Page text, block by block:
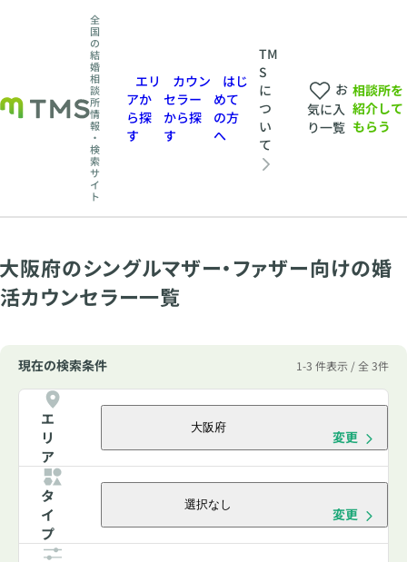
全
国
の
結
婚
相
談
所
情
報
・
検
索
サ
イ
ト
エリ
アか
ら探
す
カウン
セラー
から探
す
はじ
めて
の方
へ
TM
S
に
つ
い
て
お
気に入
り一覧
相談所を
紹介して
もらう
阪府のシングルマザー・ファザー向けの婚
活カウンセラー一覧
現在の検索条件 1-3 件表示 / 全 3件
エ
リ
ア
大阪府
変更
タ
イ
プ
選択なし
変更